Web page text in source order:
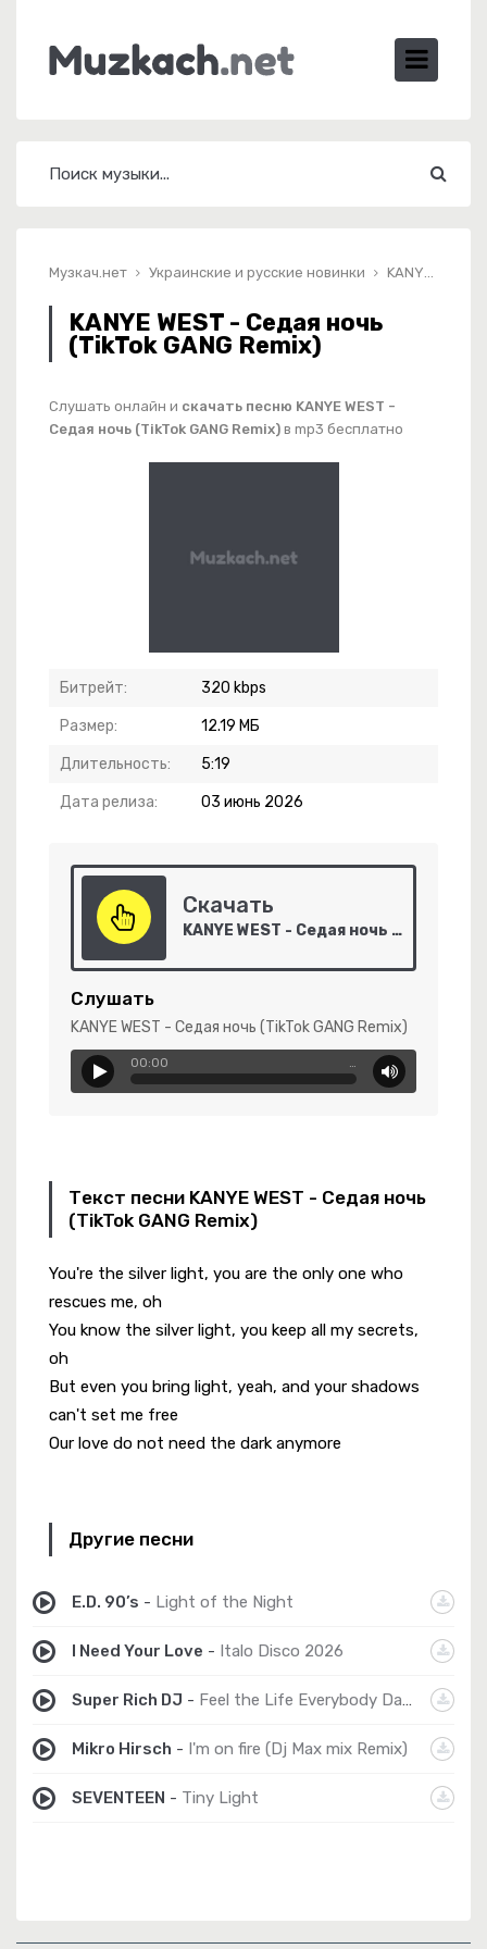
Музкач.нет Украинские и русские новинки KANYE WEST - Седая ночь (TikTok GANG Remix)
KANYE WEST - Седая ночь
(TikTok GANG Remix)
Слушать онлайн и скачать песню KANYE WEST -
Седая ночь (TikTok GANG Remix) в mp3 бесплатно
Битрейт: 320 kbps
Размер: 12.19 МБ
Длительность: 5:19
Дата релиза: 03 июнь 2026
Скачать
KANYE WEST - Седая ночь (TikTok GANG Remix)
Слушать
KANYE WEST - Седая ночь (TikTok GANG Remix)
00:00 …
Текст песни KANYE WEST - Седая ночь
(TikTok GANG Remix)
You're the silver light, you are the only one who
rescues me, oh
You know the silver light, you keep all my secrets,
oh
But even you bring light, yeah, and your shadows
can't set me free
Our love do not need the dark anymore
Другие песни
E.D. 90’s - Light of the Night
I Need Your Love - Italo Disco 2026
Super Rich DJ - Feel the Life Everybody Dance
Mikro Hirsch - I'm on fire (Dj Max mix Remix)
SEVENTEEN - Tiny Light
Только Лишь Для Нас
-Наши Даргинцы
Не Стареет